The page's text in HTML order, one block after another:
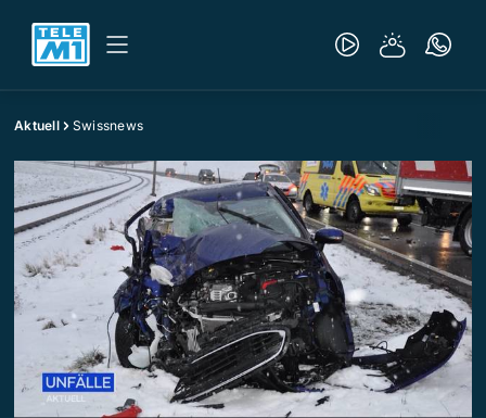
Aktuell Swissnews